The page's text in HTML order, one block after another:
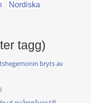
Nordiska
tagg)
bryts av